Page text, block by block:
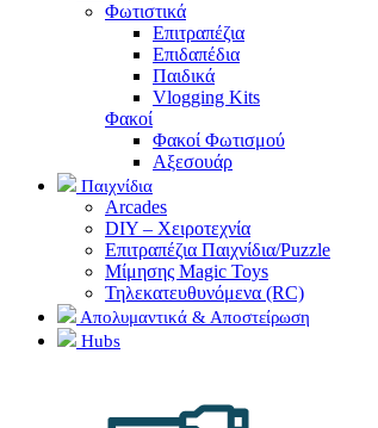
Φωτιστικά
Επιτραπέζια
Επιδαπέδια
Παιδικά
Vlogging Kits
Φακοί
Φακοί Φωτισμού
Αξεσουάρ
Παιχνίδια
Arcades
DIY – Χειροτεχνία
Επιτραπέζια Παιχνίδια/Puzzle
Μίμησης Magic Toys
Τηλεκατευθυνόμενα (RC)
Απολυμαντικά & Αποστείρωση
Hubs